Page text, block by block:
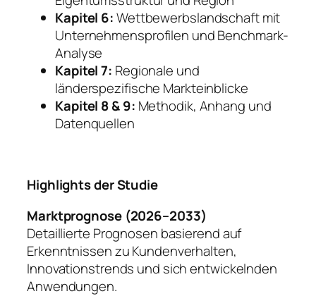
Kapitel 6:Wettbewerbslandschaft mit
Unternehmensprofilen und Benchmark-
Analyse
Kapitel 7: Regionale und
länderspezifische Markteinblicke
Kapitel 8 & 9: Methodik, Anhang und
Datenquellen
Highlights der Studie
Marktprognose (2026–2033)
Detaillierte Prognosen basierend auf
Erkenntnissen zu Kundenverhalten,
Innovationstrends und sich entwickelnden
Anwendungen.